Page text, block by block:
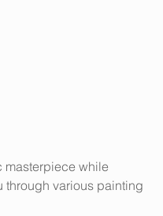
masterpiece while
through various painting